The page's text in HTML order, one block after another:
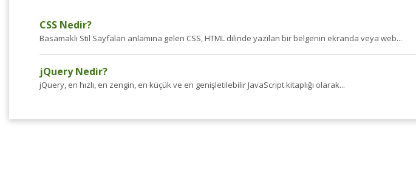
CSS Nedir?
Basamaklı Stil Sayfaları anlamına gelen CSS, HTML dilinde yazılan bir belgenin ekranda veya web...
jQuery Nedir?
jQuery, en hızlı, en zengin, en küçük ve en genişletilebilir JavaScript kitaplığı olarak...